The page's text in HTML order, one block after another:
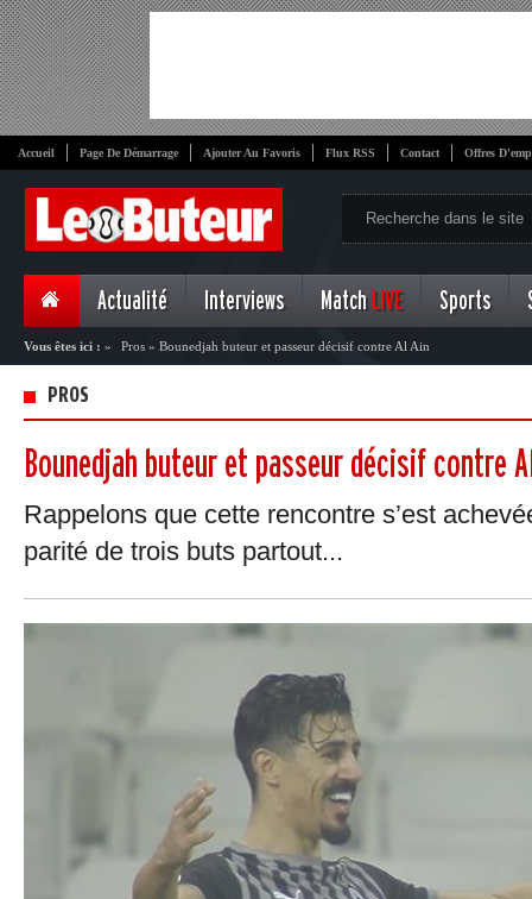
Accueil Page De Démarrage Ajouter Au Favoris Flux RSS Contact Offres
Actualité Interviews Match LIVE Sports
Vous êtes ici : » Pros » Bounedjah buteur et passeur décisif contre Al Ain
PROS
Bounedjah buteur et passeur décisif contre
Rappelons que cette rencontre s’est
parité de trois buts partout...